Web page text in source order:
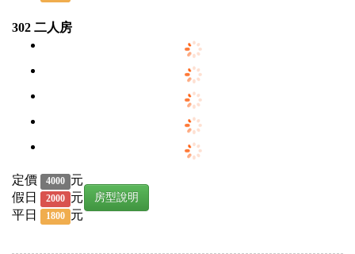
302 二人房
定價 4000 元
假日
2000 元
平日
1800 元
房型說明